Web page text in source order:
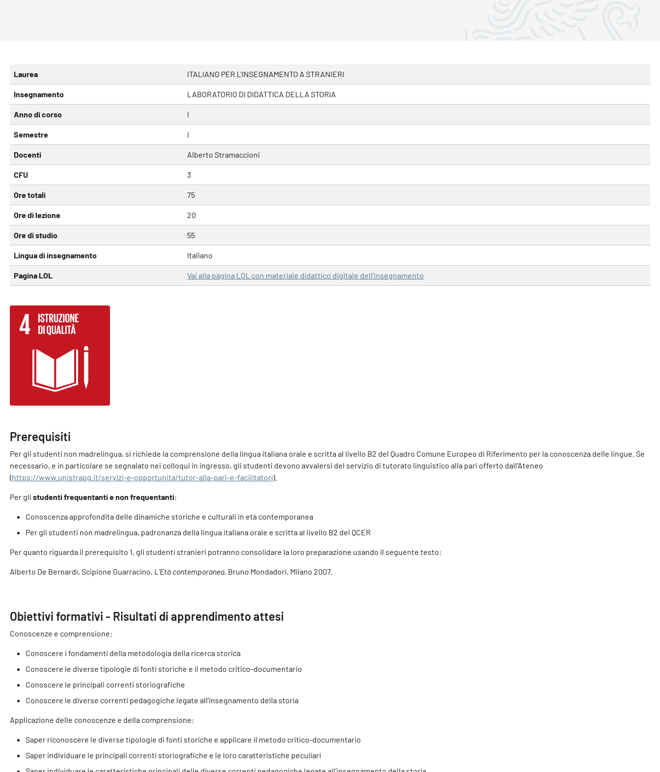
Laurea ITALIANO PER L'INSEGNAMENTO A STRANIERI
Insegnamento LABORATORIO DI DIDATTICA DELLA STORIA
Anno di corso I
Semestre I
Docenti Alberto Stramaccioni
CFU 3
Ore totali 75
Ore di lezione 20
Ore di studio 55
Lingua di insegnamento Italiano
Pagina LOL Vai alla pagina LOL con materiale didattico digitale dell'insegnamento
Prerequisiti
Per gli studenti non madrelingua, si richiede la comprensione della lingua italiana orale e scritta al livello B2 del Quadro Comune Europeo di Riferimento per la conoscenza delle lingue. Se
necessario, e in particolare se segnalato nei colloqui in ingresso, gli studenti devono avvalersi del servizio di tutorato linguistico alla pari offerto dall'Ateneo
(https://www.unistrapg.it/servizi-e-opportunita/tutor-alla-pari-e-facilitatori).
Per gli studenti frequentanti e non frequentanti:
Conoscenza approfondita delle dinamiche storiche e culturali in età contemporanea
Per gli studenti non madrelingua, padronanza della lingua italiana orale e scritta al livello B2 del QCER
Per quanto riguarda il prerequisito 1, gli studenti stranieri potranno consolidare la loro preparazione usando il seguente testo:
Alberto De Bernardi, Scipione Guarracino, L’Età contemporanea, Bruno Mondadori, Milano 2007.
Obiettivi formativi - Risultati di apprendimento attesi
Conoscenze e comprensione:
Conoscere i fondamenti della metodologia della ricerca storica
Conoscere le diverse tipologie di fonti storiche e il metodo critico-documentario
Conoscere le principali correnti storiografiche
Conoscere le diverse correnti pedagogiche legate all’insegnamento della storia
Applicazione delle conoscenze e della comprensione:
Saper riconoscere le diverse tipologie di fonti storiche e applicare il metodo critico-documentario
Saper individuare le principali correnti storiografiche e le loro caratteristiche peculiari